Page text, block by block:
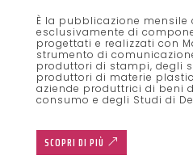
È la pubblicazione mensile
esclusivamente di
progettati e realizzati con
strumento di
produttori di stampi, degli
produttori di materie
aziende produttrici di beni
consumo e degli Studi di
SCOPRI DI PIÙ